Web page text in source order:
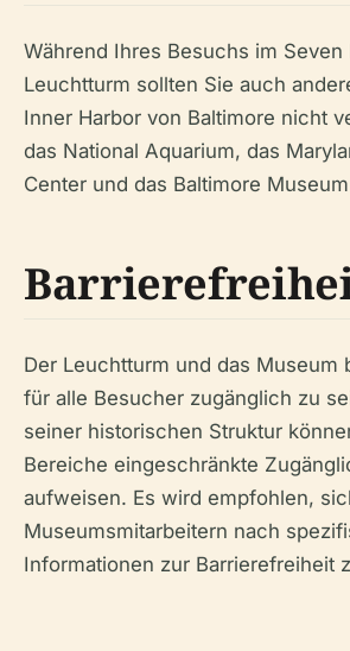
Während Ihres Besuchs im Seven
Leuchtturm sollten Sie auch
Inner Harbor von Baltimore nicht
das National Aquarium, das
Center und das Baltimore
Der Leuchtturm und das Museum
für alle Besucher zugänglich zu
seiner historischen Struktur
Bereiche eingeschränkte
aufweisen. Es wird empfohlen,
Museumsmitarbeitern nach
Informationen zur Barrierefreiheit